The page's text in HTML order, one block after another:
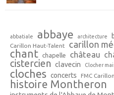
abbatiale abbaye architecture
Carillon Haut-Talent carillon
chant chapelle château
cistercien clavecin Clocher
cloches concerts FMC Carillon
histoire Montheron